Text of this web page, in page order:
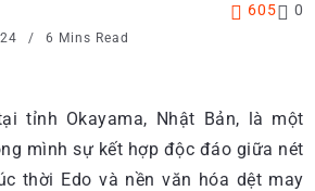
6 Mins Read
605 0
tỉnh Okayama, Nhật Bản, là một
mình sự kết hợp độc đáo giữa nét
thời Edo và nền văn hóa dệt may